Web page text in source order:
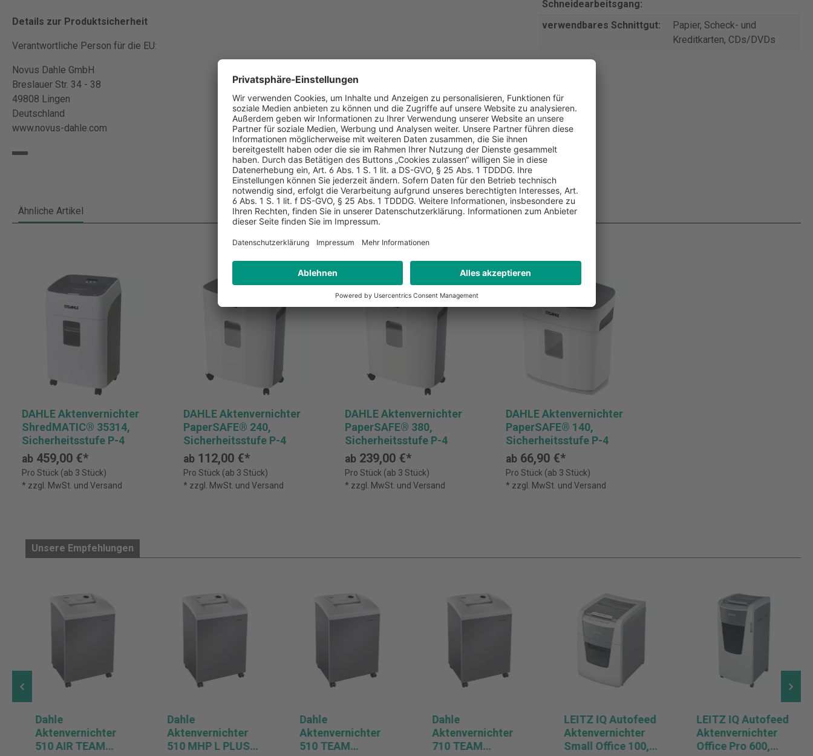
Details zur Produktsicherheit
Verantwortliche Person für die EU:
Novus Dahle GmbH
Breslauer Str. 34 - 38
49808 Lingen
Deutschland
www.novus-dahle.com
Schneidearbeitsgang:
verwendbares Schnittgut:
Papier, Scheck- und
Kreditkarten, CDs/DVDs
Ähnliche Artikel
DAHLE Aktenvernichter
ShredMATIC® 35314,
Sicherheitsstufe P-4
ab 459,00 €*
Pro Stück (ab 3 Stück)
* zzgl. MwSt. und Versand
DAHLE Aktenvernichter
PaperSAFE® 240,
Sicherheitsstufe P-4
ab112,00 €*
Pro Stück (ab 3 Stück)
* zzgl. MwSt. und Versand
DAHLE Aktenvernichter
PaperSAFE® 380,
Sicherheitsstufe P-4
ab239,00 €*
Pro Stück (ab 3 Stück)
* zzgl. MwSt. und Versand
DAHLE Aktenvernichter
PaperSAFE® 140,
Sicherheitsstufe P-4
ab 66,90 €*
Pro Stück (ab 3 Stück)
* zzgl. MwSt. und Versand
Unsere Empfehlungen
Dahle
Aktenvernichter
510 AIR TEAM
Dahle
Aktenvernichter
510 MHP L PLUS
Dahle
Aktenvernichter
510 TEAM
Dahle
Aktenvernichter
710 TEAM
LEITZ IQ Autofeed
Aktenvernichter
Small Office 100,
LEITZ IQ Autofeed
Aktenvernichter
Office Pro 600,